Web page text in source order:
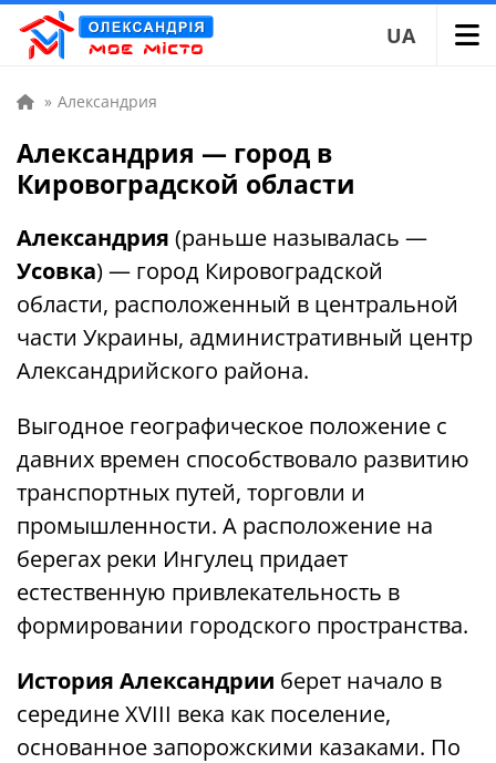
UA
» Александрия
Александрия — город в
Кировоградской области
Александрия (раньше называлась —
Усовка) — город Кировоградской
области, расположенный в центральной
части Украины, административный центр
Александрийского района.
Выгодное географическое положение с
давних времен способствовало развитию
транспортных путей, торговли и
промышленности. А расположение на
берегах реки Ингулец придает
естественную привлекательность в
формировании городского пространства.
История Александрии берет начало в
середине XVIII века как поселение,
основанное запорожскими казаками. По